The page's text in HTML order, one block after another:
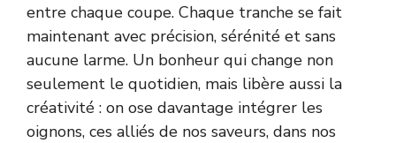
entre chaque coupe. Chaque tranche se fait
maintenant avec précision, sérénité et sans
aucune larme. Un bonheur qui change non
seulement le quotidien, mais libère aussi la
créativité : on ose davantage intégrer les
oignons, ces alliés de nos saveurs, dans nos